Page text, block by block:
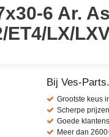
6 Ar.
ET4/LX/
Bij Ves-
Grootste keus
Scherpe prijzen
Goede
Meer dan